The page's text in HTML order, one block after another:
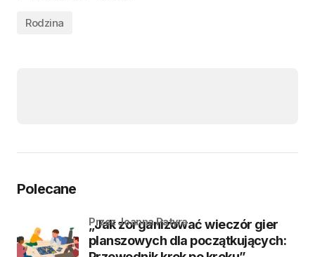
Rodzina
Polecane
„Jak zorganizować wieczór gier
planszowych dla początkujących:
przez Joanna Patyra